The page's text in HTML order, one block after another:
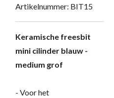
Artikelnummer: BIT15
Keramische freesbit
mini cilinder blauw -
medium grof
- Voor het